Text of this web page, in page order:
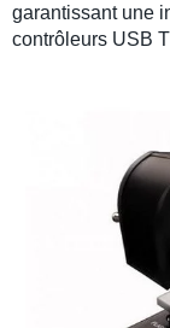
garantissant une
contrôleurs USB